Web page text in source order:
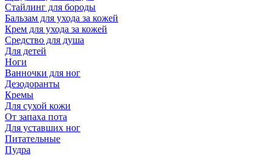
Стайлинг для бороды
Бальзам для ухода за кожей
Крем для ухода за кожей
Средство для душа
Для детей
Ноги
Ванночки для ног
Дезодоранты
Кремы
Для сухой кожи
От запаха пота
Для уставших ног
Питательные
Пудра